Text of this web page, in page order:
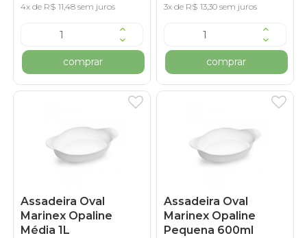
4x de R$ 11,48 sem juros
comprar
3x de R$ 13,30 sem juros
comprar
Assadeira Oval
Marinex Opaline
Média 1L
Assadeira Oval
Marinex Opaline
Pequena 600ml